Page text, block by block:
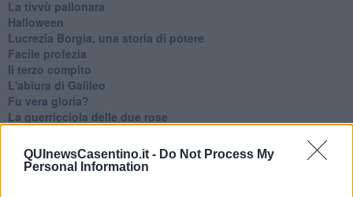
QUInewsCasentino.it - Do Not Process My
Personal Information
La tivvù pallonara
Halloween
​Lucrezia Borgia, una storia di potere
Facile profezia
Il terzo compito
L'abiura di Galileo
Fu vera gloria?
La guerricciola delle due rose
Alla fermata dell'autobus
La repressione sessuale per sentito dire